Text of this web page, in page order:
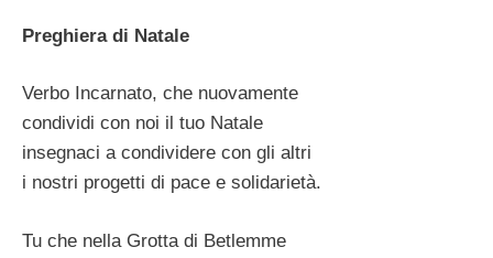
Preghiera di Natale
Verbo Incarnato, che nuovamente
condividi con noi il tuo Natale
insegnaci a condividere con gli altri
i nostri progetti di pace e solidarietà.
Tu che nella Grotta di Betlemme